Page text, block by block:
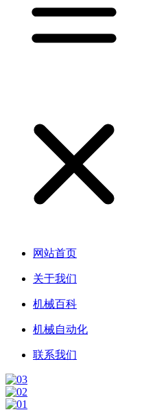
网站首页
关于我们
机械百科
机械自动化
联系我们